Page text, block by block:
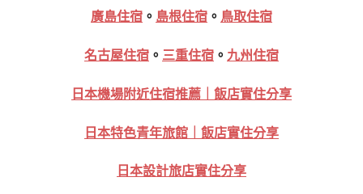
廣島住宿 。 島根住宿 。 鳥取住宿
名古屋住宿 。 三重住宿 。 九州住宿
日本機場附近住宿推薦｜飯店實住分享
日本特色青年旅館｜飯店實住分享
日本設計旅店實住分享